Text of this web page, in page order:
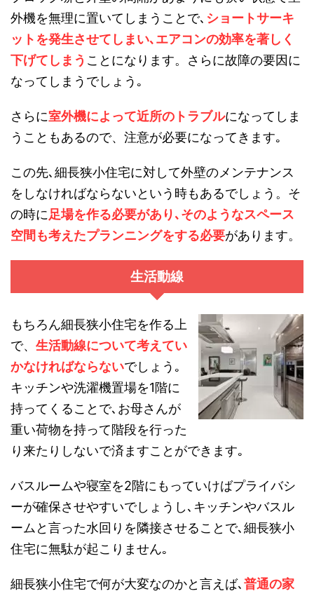
外機を無理に置いてしまうことで､ ショートサーキ
ットを発生させてしまい､エアコンの効率を著しく
下げてしまう ことになります。さらに故障の要因に
なってしまうでしょう｡
さらに室外機によって近所のトラブルになってしま
うこともあるので、注意が必要になってきます｡
この先､細長狭小住宅に対して外壁のメンテナンス
をしなければならないという時もあるでしょう。そ
の時に足場を作る必要があり､そのようなスペース
空間も考えたプランニングをする必要があります。
生活動線
もちろん細長狭小住宅を作る上
で、 生活動線について考えてい
かなければならないでしょう｡
キッチンや洗濯機置場を1階に
持ってくることで､お母さんが
重い荷物を持って階段を行った
り来たりしないで済ますことができます｡
バスルームや寝室を2階にもっていけばプライバシ
ーが確保させやすいでしょうし､キッチンやバスル
ームと言った水回りを隣接させることで､細長狭小
住宅に無駄が起こりません｡
細長狭小住宅で何が大変なのかと言えば､ 普通の家